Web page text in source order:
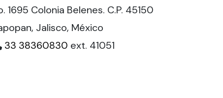
1695 Colonia Belenes. C.P. 45150
Jalisco, México
33 38360830 ext. 41051